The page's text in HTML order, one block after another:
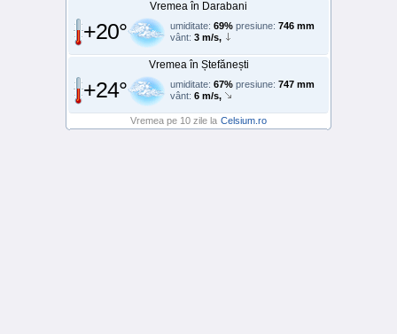
Vremea în Darabani
+20° umiditate: 69% presiune: 746 mm
vânt: 3 m/s,
Vremea în Ștefănești
+24° umiditate: 67% presiune: 747 mm
vânt: 6 m/s,
Vremea pe 10 zile la Celsium.ro